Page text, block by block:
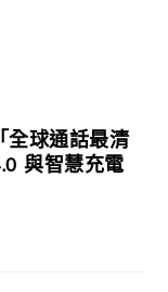
球通話最清
與智慧充電